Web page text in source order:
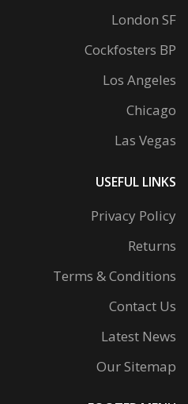
London SF
Cockfosters BP
Los Angeles
Chicago
Las Vegas
USEFUL LINKS
Privacy Policy
Returns
Terms & Conditions
Contact Us
Latest News
Our Sitemap